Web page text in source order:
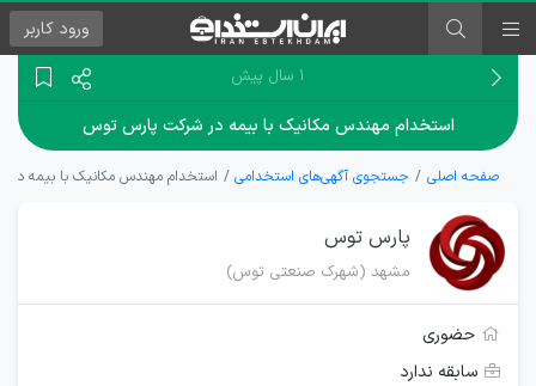
ورود کاربر
۱ سال پیش
استخدام مهندس مکانیک با بیمه در شرکت پارس توس
صفحه اصلی جستجوی آگهی‌های استخدامی استخدام مهندس مکانیک با بیمه
پارس توس
مشهد (شهرک صنعتی توس)
حضوری
سابقه ندارد